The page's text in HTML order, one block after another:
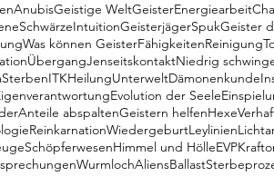
AnubisGeistige WeltGeisterEnergiearbeit
SchwärzeIntuitionGeisterjägerSpukGeister
Was können GeisterFähigkeitenReinigung
ÜbergangJenseitskontaktNiedrig
SterbenITKHeilungUnterweltDämonenkunde
Evolution der Seele
Anteile abspaltenGeistern helfenHexe
ReinkarnationWiedergeburtLeylinien
SchöpferwesenHimmel und HölleEVP
WurmlochAliensBallast